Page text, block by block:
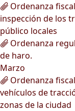
Ordenanza
inspección de los
público locales
Ordenanza
de haro.
Marzo
Ordenanza
vehículos de
zonas de la ciudad